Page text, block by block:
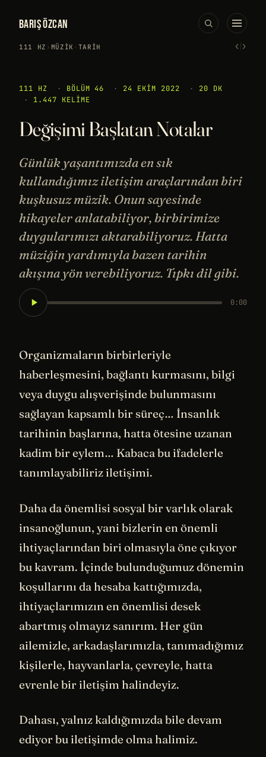
BARIŞ ÖZCAN
111 HZ › MÜZIK · TARIH ‹›
111 HZ · BÖLÜM 46 · 24 EKIM 2022 ·
20 DK
·
1.447 KELIME
Değişimi Başlatan Notalar
Günlük yaşantımızda en sık
kullandığımız iletişim araçlarından biri
kuşkusuz müzik. Onun sayesinde
hikayeler anlatabiliyor, birbirimize
duygularımızı aktarabiliyoruz. Hatta
müziğin yardımıyla bazen tarihin
akışına yön verebiliyoruz. Tıpkı dil gibi.
0:00
Organizmaların birbirleriyle
haberleşmesini, bağlantı kurmasını, bilgi
veya duygu alışverişinde bulunmasını
sağlayan kapsamlı bir süreç… İnsanlık
tarihinin başlarına, hatta ötesine uzanan
kadim bir eylem… Kabaca bu ifadelerle
tanımlayabiliriz iletişimi.
Daha da önemlisi sosyal bir varlık olarak
insanoğlunun, yani bizlerin en önemli
ihtiyaçlarından biri olmasıyla öne çıkıyor
bu kavram. İçinde bulunduğumuz dönemin
koşullarını da hesaba kattığımızda,
ihtiyaçlarımızın en önemlisi desek
abartmış olmayız sanırım. Her gün
ailemizle, arkadaşlarımızla, tanımadığımız
kişilerle, hayvanlarla, çevreyle, hatta
evrenle bir iletişim halindeyiz.
Dahası, yalnız kaldığımızda bile devam
ediyor bu iletişimde olma halimiz.